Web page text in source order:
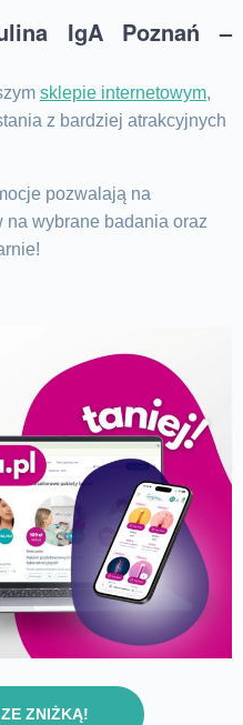
IgA Poznań –
sklepie internetowym,
z bardziej atrakcyjnych
pozwalają na
wybrane badania oraz
ZNIŻKĄ!